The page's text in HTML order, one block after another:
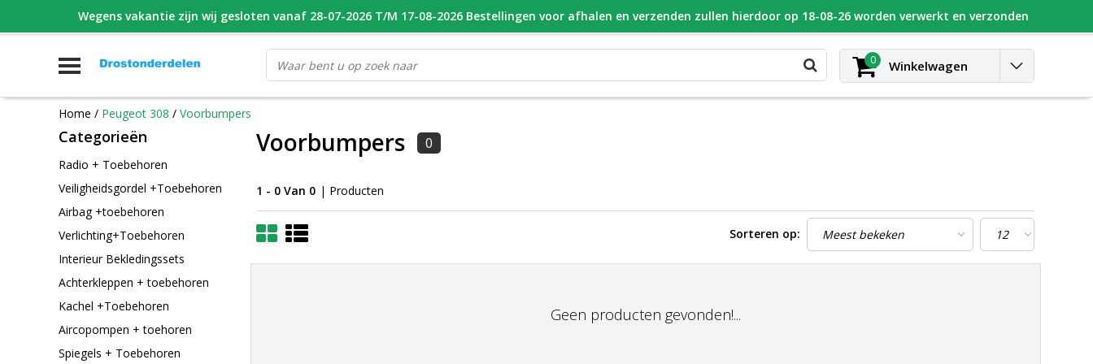
WHATSAPP FOTO VAN ONDERDEEL WAT U ZOEK VOOR 16.00 BESTELD, VANDAAG VERZONDEN GESPECIALISEERD PEUGEOT Blog Contact Inloggen
0 Winkelwagen
Home / Peugeot 308 / Voorbumpers
Categorieën
Radio + Toebehoren
Veiligheidsgordel +Toebehoren
Airbag +toebehoren
Verlichting+Toebehoren
Interieur Bekledingssets
Achterkleppen + toebehoren
Kachel +Toebehoren
Aircopompen + toehoren
Spiegels + Toebehoren
Voorbumpers 0
1 - 0 Van 0 | Producten
Sorteren op:
Geen producten gevonden!...
Wegens vakantie zijn wij gesloten vanaf 28-07-2026 T/M 17-08-2026 Bestellingen voor afhalen en verzenden zullen hierdoor op 18-08-26 worden verwerkt en verzonden